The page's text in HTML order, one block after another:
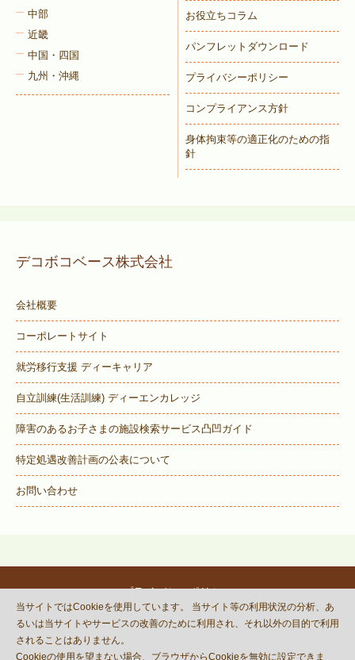
中部
近畿
中国・四国
九州・沖縄
お役立ちコラム
パンフレットダウンロード
プライバシーポリシー
コンプライアンス方針
身体拘束等の適正化のための指
針
デコボコベース株式会社
会社概要
コーポレートサイト
就労移行支援 ディーキャリア
自立訓練(生活訓練) ディーエンカレッジ
障害のあるお子さまの施設検索サービス凸凹ガイド
特定処遇改善計画の公表について
お問い合わせ
プライバシーポリシー
© DECOBOCO BASE Co.,Ltd.
当サイトではCookieを使用しています。 当サイト等の利用状況の分析、あ
るいは当サイトやサービスの改善のために利用され、それ以外の目的で利用
されることはありません。
Cookieの使用を望まない場合、ブラウザからCookieを無効に設定できま